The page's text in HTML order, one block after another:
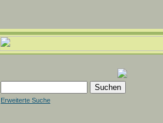
Erweiterte Suche